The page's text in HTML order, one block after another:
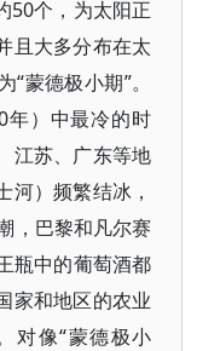
50个，为太阳正
且大多分布在太
蒙德极小期”。
年）中最冷的时
江苏、广东等地
河）频繁结冰，
，巴黎和凡尔赛
瓶中的葡萄酒都
家和地区的农业
对像“蒙德极小